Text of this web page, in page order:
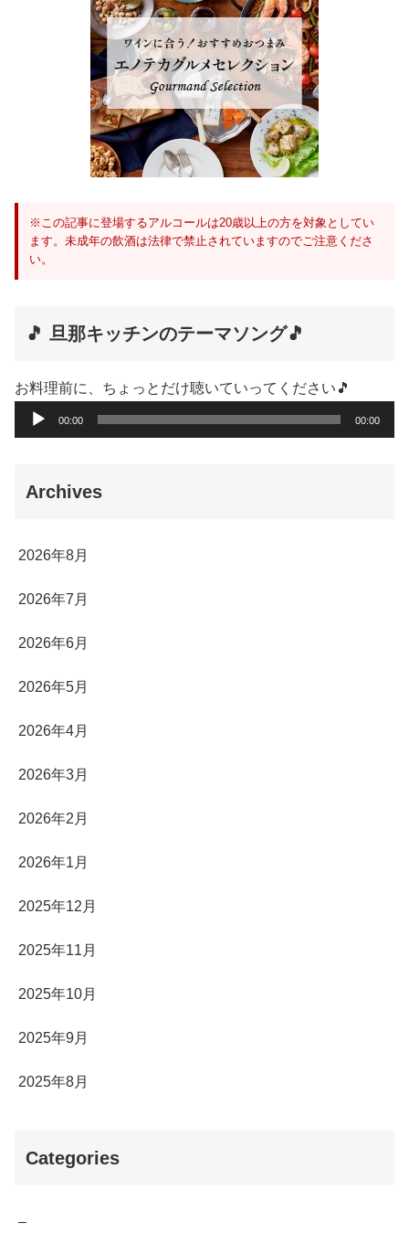
※この記事に登場するアルコールは20歳以上の方を対象としてい
ます。未成年の飲酒は法律で禁止されていますのでご注意くださ
い。
🎵 旦那キッチンのテーマソング🎵
お料理前に、ちょっとだけ聴いていってください🎵
声
レ
00:00 00:00
Archives
2026年8月
2026年7月
2026年6月
2026年5月
2026年4月
2026年3月
2026年2月
2026年1月
2025年12月
2025年11月
2025年10月
2025年9月
2025年8月
Categories
–